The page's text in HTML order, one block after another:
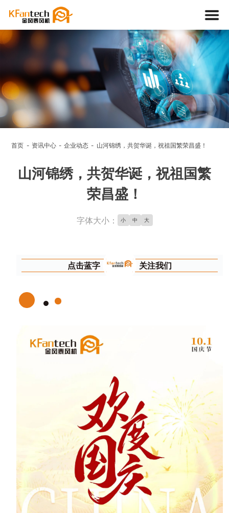
首页 资讯中心 企业动态 山河锦绣，共贺华诞，祝祖国繁荣昌盛！
山河锦绣，共贺华诞，祝祖国繁
荣昌盛！
字体大小： 小 中 大
点击蓝字 关注我们